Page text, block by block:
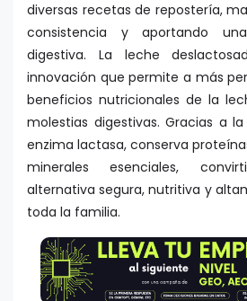
diversas recetas de repostería,
consistencia y aportando
digestiva. La leche
innovación que permite a más
beneficios nutricionales de la
molestias digestivas. Gracias a
enzima lactasa, conserva
minerales esenciales,
alternativa segura, nutritiva y
toda la familia.